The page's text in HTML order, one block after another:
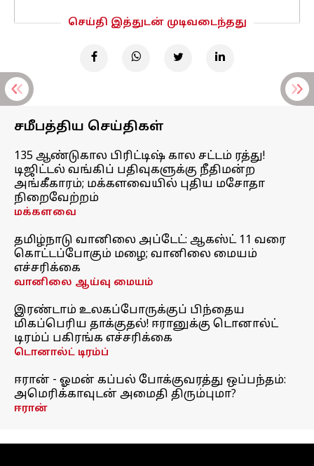
செய்தி இத்துடன் முடிவடைந்தது
சமீபத்திய செய்திகள்
135 ஆண்டுகால பிரிட்டிஷ் கால சட்டம் ரத்து!
டிஜிட்டல் வங்கிப் பதிவுகளுக்கு நீதிமன்ற
அங்கீகாரம்; மக்களவையில் புதிய மசோதா
நிறைவேற்றம்
மக்களவை
தமிழ்நாடு வானிலை அப்டேட்: ஆகஸ்ட் 11 வரை
கொட்டப்போகும் மழை; வானிலை மையம்
எச்சரிக்கை
வானிலை ஆய்வு மையம்
இரண்டாம் உலகப்போருக்குப் பிந்தைய
மிகப்பெரிய தாக்குதல்! ஈரானுக்கு டொனால்ட்
டிரம்ப் பகிரங்க எச்சரிக்கை
டொனால்ட் டிரம்ப்
ஈரான் - ஓமன் கப்பல் போக்குவரத்து ஒப்பந்தம்:
அமெரிக்காவுடன் அமைதி திரும்புமா?
ஈரான்